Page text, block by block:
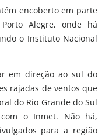
encoberto em parte
Alegre, onde há
o Instituto Nacional
em direção ao sul do
rajadas de ventos que
do Rio Grande do Sul
o Inmet. Não há,
para a região